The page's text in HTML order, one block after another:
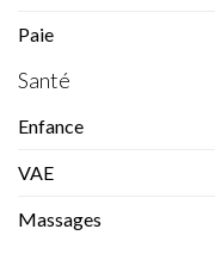
Paie
Santé
Enfance
VAE
Massages